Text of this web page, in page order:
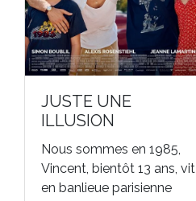
JUSTE UNE
ILLUSION
Nous sommes en 1985,
Vincent, bientôt 13 ans, vit
en banlieue parisienne